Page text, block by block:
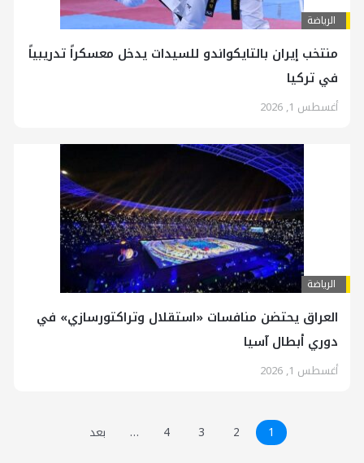
الرياضة
منتخب إيران بالتايكواندو للسيدات يدخل معسكراً تدريبياً
في تركيا
أغسطس 1, 2026
الرياضة
العراق يحتضن منافسات «استقلال وتراكتورسازي» في
دوري أبطال آسيا
أغسطس 1, 2026
1
2
3
4
… بعد